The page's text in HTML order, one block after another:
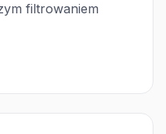
filtrowaniem